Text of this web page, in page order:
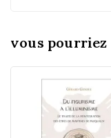
vous pourriez